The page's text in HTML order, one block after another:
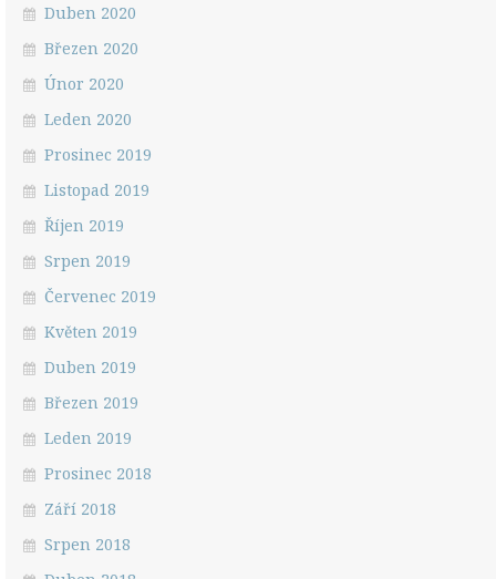
Duben 2020
Březen 2020
Únor 2020
Leden 2020
Prosinec 2019
Listopad 2019
Říjen 2019
Srpen 2019
Červenec 2019
Květen 2019
Duben 2019
Březen 2019
Leden 2019
Prosinec 2018
Září 2018
Srpen 2018